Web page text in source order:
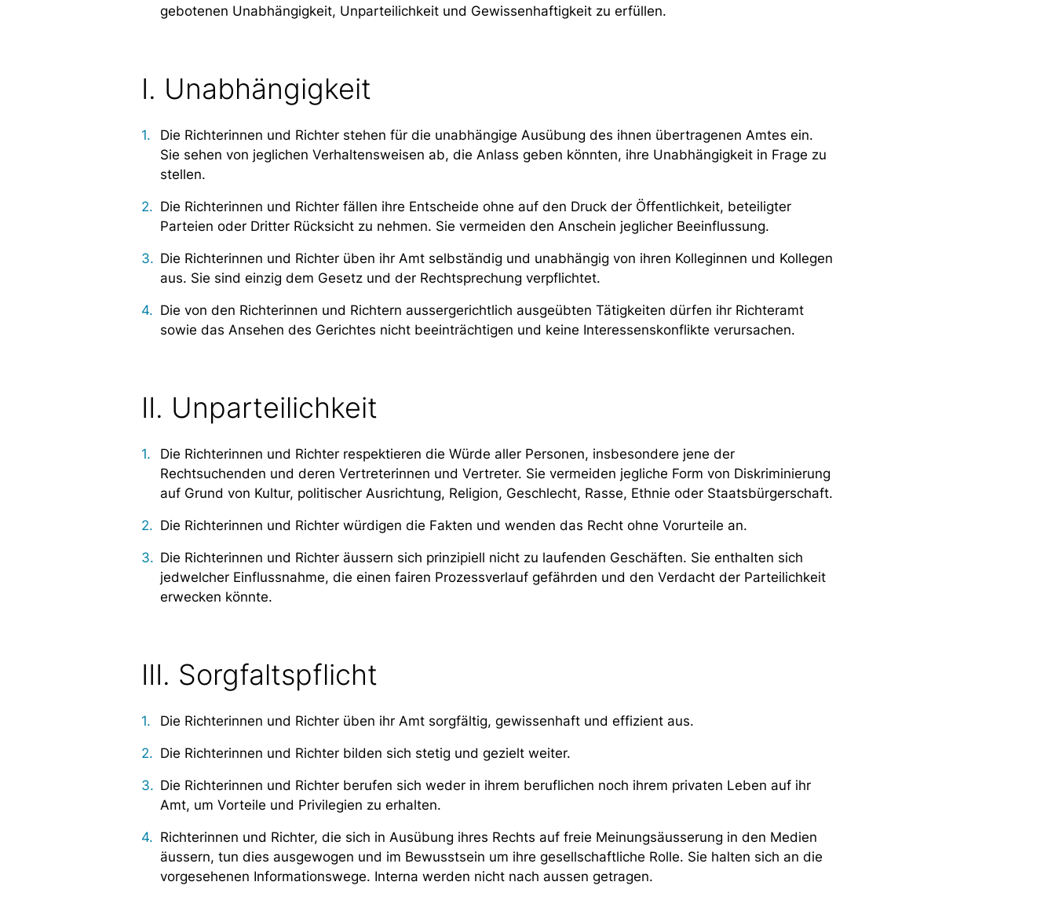
gebotenen Unabhängigkeit, Unparteilichkeit und Gewissenhaftigkeit zu erfüllen.
I. Unabhängigkeit
Die Richterinnen und Richter stehen für die unabhängige Ausübung des ihnen übertragenen Amtes ein.
Sie sehen von jeglichen Verhaltensweisen ab, die Anlass geben könnten, ihre Unabhängigkeit in Frage zu
stellen.
Die Richterinnen und Richter fällen ihre Entscheide ohne auf den Druck der Öffentlichkeit, beteiligter
Parteien oder Dritter Rücksicht zu nehmen. Sie vermeiden den Anschein jeglicher Beeinflussung.
Die Richterinnen und Richter üben ihr Amt selbständig und unabhängig von ihren Kolleginnen und Kollegen
aus. Sie sind einzig dem Gesetz und der Rechtsprechung verpflichtet.
Die von den Richterinnen und Richtern aussergerichtlich ausgeübten Tätigkeiten dürfen ihr Richteramt
sowie das Ansehen des Gerichtes nicht beeinträchtigen und keine Interessenskonflikte verursachen.
II. Unparteilichkeit
Die Richterinnen und Richter respektieren die Würde aller Personen, insbesondere jene der
Rechtsuchenden und deren Vertreterinnen und Vertreter. Sie vermeiden jegliche Form von Diskriminierung
auf Grund von Kultur, politischer Ausrichtung, Religion, Geschlecht, Rasse, Ethnie oder Staatsbürgerschaft.
Die Richterinnen und Richter würdigen die Fakten und wenden das Recht ohne Vorurteile an.
Die Richterinnen und Richter äussern sich prinzipiell nicht zu laufenden Geschäften. Sie enthalten sich
jedwelcher Einflussnahme, die einen fairen Prozessverlauf gefährden und den Verdacht der Parteilichkeit
erwecken könnte.
III. Sorgfaltspflicht
Die Richterinnen und Richter üben ihr Amt sorgfältig, gewissenhaft und effizient aus.
Die Richterinnen und Richter bilden sich stetig und gezielt weiter.
Die Richterinnen und Richter berufen sich weder in ihrem beruflichen noch ihrem privaten Leben auf ihr
Amt, um Vorteile und Privilegien zu erhalten.
Richterinnen und Richter, die sich in Ausübung ihres Rechts auf freie Meinungsäusserung in den Medien
äussern, tun dies ausgewogen und im Bewusstsein um ihre gesellschaftliche Rolle. Sie halten sich an die
vorgesehenen Informationswege. Interna werden nicht nach aussen getragen.